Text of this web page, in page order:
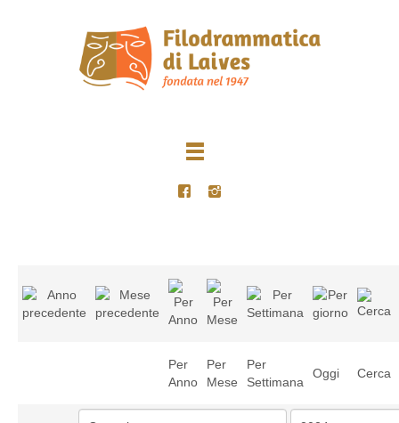
Per
Anno
Per
Mese
Per
Settimana
Oggi Cerca